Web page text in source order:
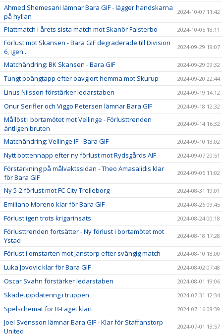
Ahmed Shemesani lämnar Bara GIF - lägger handskarna
på hyllan
2024-10-07 11:42
Plattmatch i årets sista match mot Skanör Falsterbo 2024-10-05 18:11
Förlust mot Skansen - Bara GIF degraderade till Division
6, igen...
2024-09-29 19:07
Matchändring: BK Skansen - Bara GIF 2024-09-29 09:32
Tungt poängtapp efter oavgjort hemma mot Skurup 2024-09-20 22:44
Linus Nilsson förstärker ledarstaben 2024-09-19 14:12
Onur Serifler och Viggo Petersen lämnar Bara GIF 2024-09-18 12:32
Mållöst i bortamötet mot Vellinge - Förlusttrenden
äntligen bruten
2024-09-14 16:32
Matchändring: Vellinge IF - Bara GIF 2024-09-10 13:02
Nytt bottennapp efter ny förlust mot Rydsgårds AIF 2024-09-07 20:51
Förstärkning på målvaktssidan - Theo Amasalidis klar
för Bara GIF
2024-09-06 11:02
Ny 5-2 förlust mot FC City Trelleborg 2024-08-31 19:01
Emiliano Moreno klar för Bara GIF 2024-08-26 09:45
Förlust igen trots krigarinsats 2024-08-24 00:18
Förlusttrenden fortsätter - Ny förlust i bortamötet mot
Ystad
2024-08-18 17:28
Förlust i omstarten mot Janstorp efter svängig match 2024-08-10 18:00
Luka Jovovic klar för Bara GIF 2024-08-02 07:48
Oscar Svahn förstärker ledarstaben 2024-08-01 19:06
Skadeuppdatering i truppen 2024-07-31 12:34
Spelschemat för B-Laget klart 2024-07-16 08:39
Joel Svensson lämnar Bara GIF - Klar för Staffanstorp
United
2024-07-01 13:57